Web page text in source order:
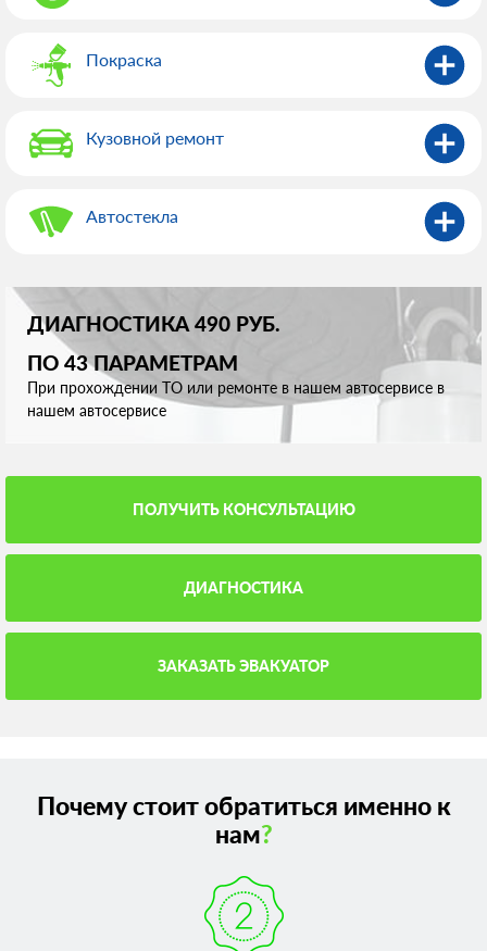
Покраска
Кузовной ремонт
Автостекла
ДИАГНОСТИКА 490 РУБ.
ПО 43 ПАРАМЕТРАМ
При прохождении ТО или ремонте в нашем автосервисе в
нашем автосервисе
ПОЛУЧИТЬ КОНСУЛЬТАЦИЮ
ДИАГНОСТИКА
ЗАКАЗАТЬ ЭВАКУАТОР
Почему стоит обратиться именно к
нам?